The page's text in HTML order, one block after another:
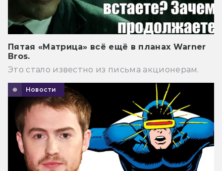
Пятая «Матрица» всё ещё в планах Warner
Bros.
Это стало известно из письма акционерам.
Новости